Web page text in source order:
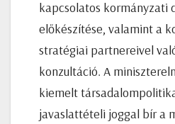
kapcsolatos kormányzati
előkészítése, valamint a
stratégiai partnereivel
konzultáció. A
kiemelt
javaslattételi joggal bír a